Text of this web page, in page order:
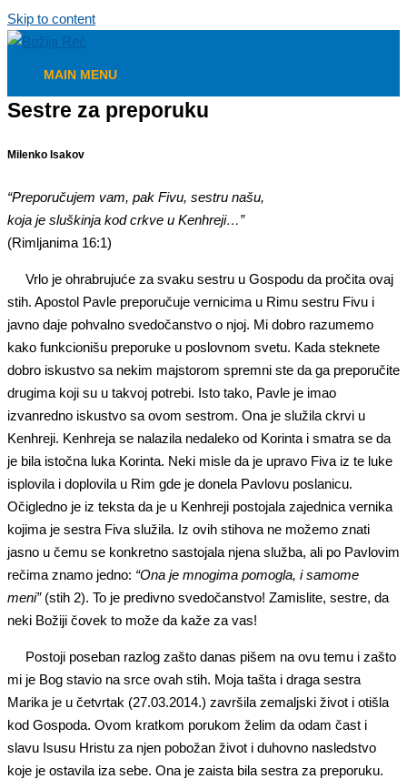
Skip to content
MAIN MENU
Sestre za preporuku
Milenko Isakov
“Preporučujem vam, pak Fivu, sestru našu,
koja je sluškinja kod crkve u Kenhreji…”
(Rimljanima 16:1)
Vrlo je ohrabrujuće za svaku sestru u Gospodu da pročita ovaj
stih. Apostol Pavle preporučuje vernicima u Rimu sestru Fivu i
javno daje pohvalno svedočanstvo o njoj. Mi dobro razumemo
kako funkcionišu preporuke u poslovnom svetu. Kada steknete
dobro iskustvo sa nekim majstorom spremni ste da ga preporučite
drugima koji su u takvoj potrebi. Isto tako, Pavle je imao
izvanredno iskustvo sa ovom sestrom. Ona je služila ckrvi u
Kenhreji. Kenhreja se nalazila nedaleko od Korinta i smatra se da
je bila istočna luka Korinta. Neki misle da je upravo Fiva iz te luke
isplovila i doplovila u Rim gde je donela Pavlovu poslanicu.
Očigledno je iz teksta da je u Kenhreji postojala zajednica vernika
kojima je sestra Fiva služila. Iz ovih stihova ne možemo znati
jasno u čemu se konkretno sastojala njena služba, ali po Pavlovim
rečima znamo jedno: “Ona je mnogima pomogla, i samome
meni”(stih 2). To je predivno svedočanstvo! Zamislite, sestre, da
neki Božiji čovek to može da kaže za vas!
Postoji poseban razlog zašto danas pišem na ovu temu i zašto
mi je Bog stavio na srce ovah stih. Moja tašta i draga sestra
Marika je u četvrtak (27.03.2014.) završila zemaljski život i otišla
kod Gospoda. Ovom kratkom porukom želim da odam čast i
slavu Isusu Hristu za njen pobožan život i duhovno nasledstvo
koje je ostavila iza sebe. Ona je zaista bila sestra za preporuku.